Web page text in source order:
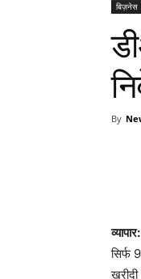
बिज़नेस
By
व्यापार:
सिर्फ